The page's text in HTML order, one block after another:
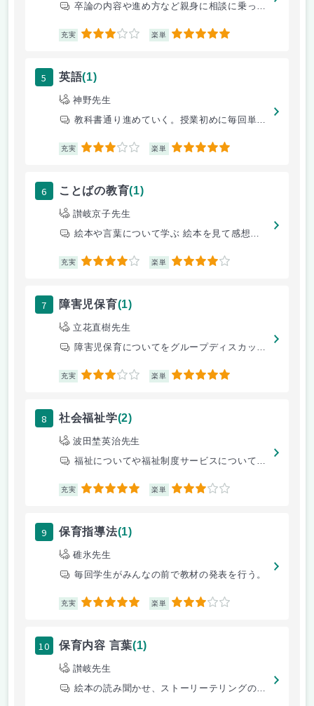
卒論の内容や進め方など親身に相談に乗ってくれる。一緒に進めてくれる。
充実 3 楽単 5
5 英語(1)
神野先生
教科書通り進めていく。授業初めに毎回単語テストあり。
充実 3 楽単 5
6 ことばの教育(1)
讃岐京子先生
絵本や言葉について学ぶ 絵本を見て感想を毎回かく
充実 4 楽単 4
7 障害児保育(1)
立花直樹先生
障害児保育についてをグループディスカッション形式で行う。ポイント加点制
充実 3 楽単 5
8 社会福祉学(2)
波田埜英治先生
福祉についてや福祉制度サービスについて学ぶ
充実 5 楽単 3
9 保育指導法(1)
碓氷先生
毎回学生がみんなの前で教材の発表を行う。
充実 5 楽単 3
10 保育内容 言葉(1)
讃岐先生
絵本の読み聞かせ、ストーリーテリングの実践など